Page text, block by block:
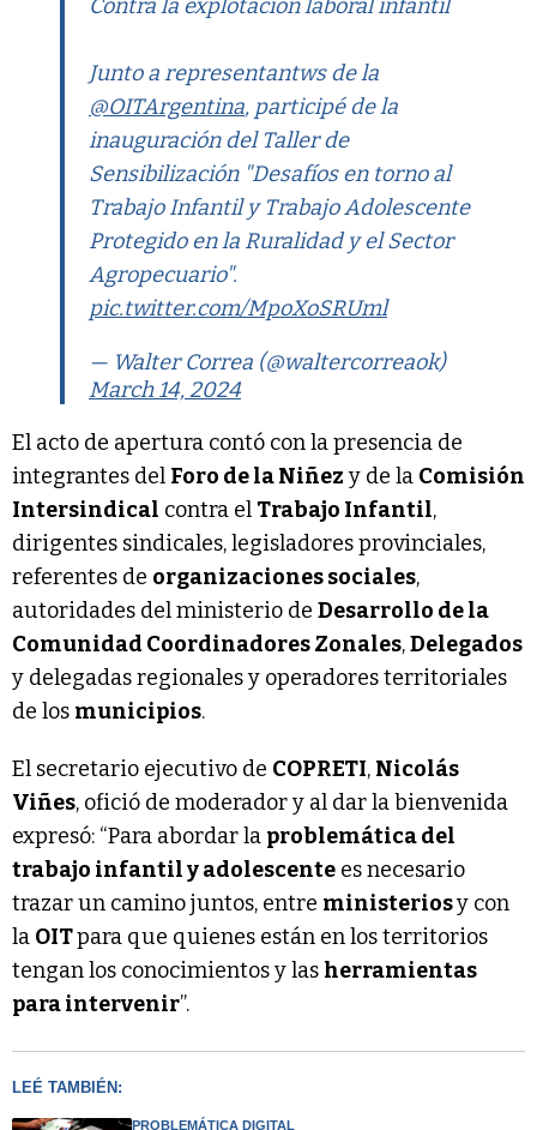
Contra la explotación laboral infantil
Junto a representantws de la
@OITArgentina, participé de la
inauguración del Taller de
Sensibilización "Desafíos en torno al
Trabajo Infantil y Trabajo Adolescente
Protegido en la Ruralidad y el Sector
Agropecuario".
pic.twitter.com/MpoXoSRUml
— Walter Correa (@waltercorreaok)
March 14, 2024
El acto de apertura contó con la presencia de
integrantes del Foro de la Niñez y de la Comisión
Intersindical contra el Trabajo Infantil,
dirigentes sindicales, legisladores provinciales,
referentes de organizaciones sociales,
autoridades del ministerio de Desarrollo de la
Comunidad Coordinadores Zonales,Delegados
y delegadas regionales y operadores territoriales
de los municipios.
El secretario ejecutivo de COPRETI, Nicolás
Viñes, ofició de moderador y al dar la bienvenida
expresó: “Para abordar la problemática del
trabajo infantil y adolescente es necesario
trazar un camino juntos, entre ministeriosy con
la OITpara que quienes están en los territorios
tengan los conocimientos y las herramientas
para intervenir”.
LEÉ TAMBIÉN:
PROBLEMÁTICA DIGITAL